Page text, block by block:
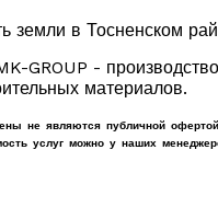
GROUP -
материалов.
не являются публичной
услуг можно у наших